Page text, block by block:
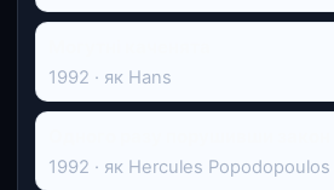
1992 · як Hans
1992 · як Hercules Popodopoulos